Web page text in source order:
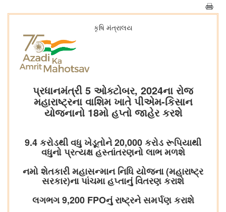
કૃષિ મંત્રાલય
પ્રધાનમંત્રી 5 ઓક્ટોબર, 2024ના રોજ
મહારાષ્ટ્રના વાશિમ ખાતે પીએમ-કિસાન
યોજનાનો 18મો હપ્તો જાહેર કરશે
9.4 કરોડથી વધુ ખેડૂતોને 20,000 કરોડ રૂપિયાથી
વધુનો પ્રત્યક્ષ હસ્તાંતરણનો લાભ મળશે
નમો શેતકારી મહાસન્માન નિધિ યોજના (મહારાષ્ટ્ર
સરકાર)ના પાંચમા હપ્તાનું વિતરણ કરાશે
લગભગ 9,200 FPOનું રાષ્ટ્રને સમર્પણ કરાશે